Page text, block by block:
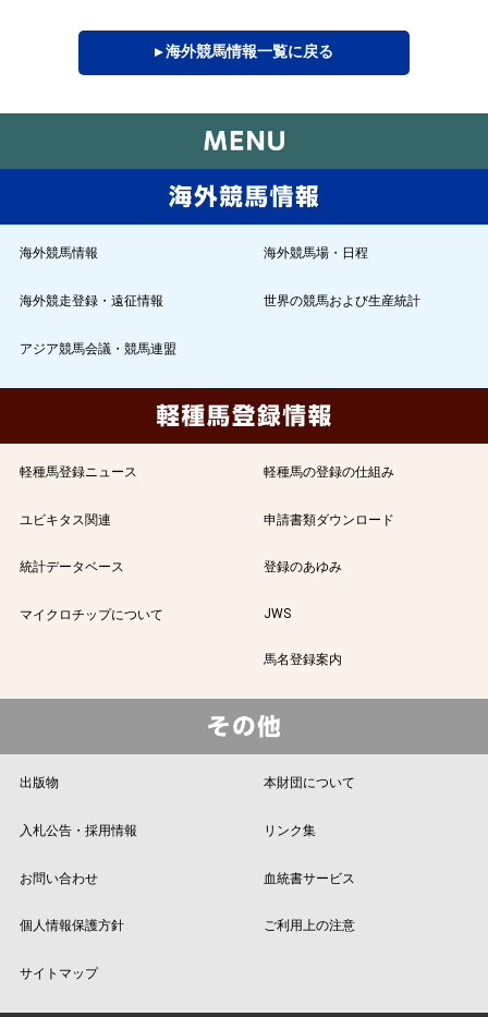
▸ 海外競馬情報一覧に戻る
海外競馬情報 海外競馬場・日程
海外競走登録・遠征情報 世界の競馬および生産統計
アジア競馬会議・競馬連盟
軽種馬登録ニュース 軽種馬の登録の仕組み
ユビキタス関連 申請書類ダウンロード
統計データベース 登録のあゆみ
マイクロチップについて JWS
馬名登録案内
出版物 本財団について
入札公告・採用情報 リンク集
お問い合わせ 血統書サービス
個人情報保護方針 ご利用上の注意
サイトマップ